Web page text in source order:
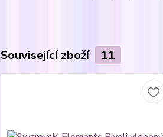
Související zboží 11